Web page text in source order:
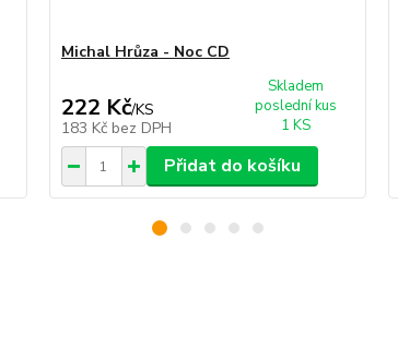
Michal Hrůza - Noc CD
222 Kč/KS
183 Kč bez DPH
Skladem
poslední kus
1 KS
Přidat do košíku